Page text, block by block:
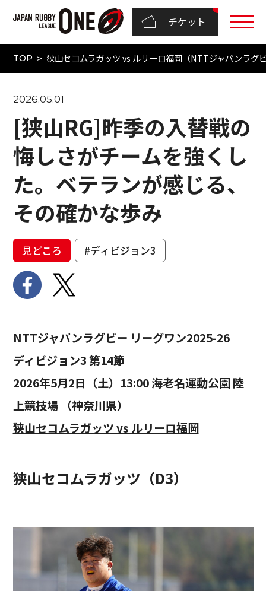
チケット
TOP 狭山セコムラガッツ vs ルリーロ福岡（NTTジャパンラ
2026.05.01
[狭山RG]昨季の入替戦の
悔しさがチームを強くし
た。ベテランが感じる、
その確かな歩み
見どころ #ディビジョン3
NTTジャパンラグビー リーグワン2025-26
ディビジョン3 第14節
2026年5月2日（土）13:00 海老名運動公園 陸
上競技場 （神奈川県）
狭山セコムラガッツ vs ルリーロ福岡
狭山セコムラガッツ（D3）